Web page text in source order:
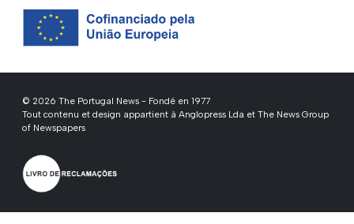
© 2026 The Portugal News - Fondé en 1977
Tout contenu et design appartient à Anglopress Lda et The News Group
of Newspapers